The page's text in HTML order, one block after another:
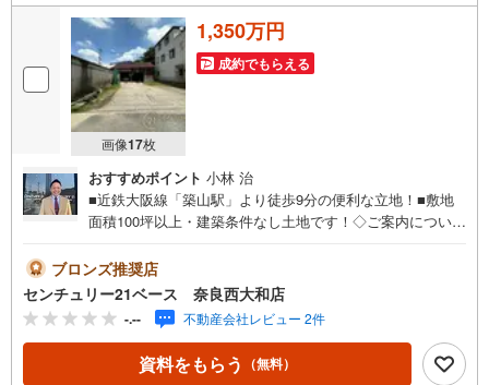
画像17枚
1,350万円
成約でもらえる
おすすめポイント 小林 治
■近鉄大阪線「築山駅」より徒歩9分の便利な立地！■敷地
面積100坪以上・建築条件なし土地です！◇ご案内について
ご見学可！・今から見たい！というお声にもご対応できま
す！◇住宅ローンもお任せください！◇・提携銀行多数あ
り（地方銀行・都市銀行・信用金庫etc）・優遇後適用金利
0.875％～（審査内容により異なります）--- ◇◇ Yahoo！
不動産キャンペーン対象店舗 ◇◇ ----当店で物件を成約い
ただくとPayPayボーナスライトがもらえる【Yahoo！不動
ブロンズ推奨店
センチュリー21ベース 奈良西大和店
-.-- 不動産会社レビュー 2件
資料をもらう （無料）